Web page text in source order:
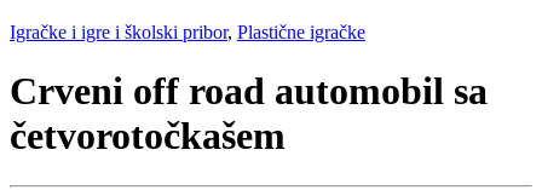
Igračke i igre i školski pribor, Plastične igračke
Crveni off road automobil sa
četvorotočkašem